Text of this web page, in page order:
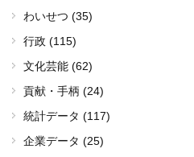
わいせつ (35)
行政 (115)
文化芸能 (62)
貢献・手柄 (24)
統計データ (117)
企業データ (25)